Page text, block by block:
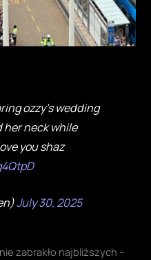
ozzy’s wedding
her neck while
you shaz
July 30, 2025
zabrakło najbliższych –